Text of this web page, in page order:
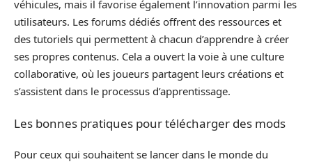
véhicules, mais il favorise également l’innovation parmi les
utilisateurs. Les forums dédiés offrent des ressources et
des tutoriels qui permettent à chacun d’apprendre à créer
ses propres contenus. Cela a ouvert la voie à une culture
collaborative, où les joueurs partagent leurs créations et
s’assistent dans le processus d’apprentissage.
Les bonnes pratiques pour télécharger des mods
Pour ceux qui souhaitent se lancer dans le monde du